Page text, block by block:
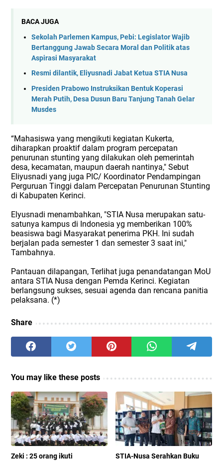
BACA JUGA
Sekolah Parlemen Kampus, Pebi: Legislator Wajib
Bertanggung Jawab Secara Moral dan Politik atas
Aspirasi Masyarakat
Resmi dilantik, Eliyusnadi Jabat Ketua STIA Nusa
Presiden Prabowo Instruksikan Bentuk Koperasi
Merah Putih, Desa Dusun Baru Tanjung Tanah Gelar
Musdes
“Mahasiswa yang mengikuti kegiatan Kukerta,
diharapkan proaktif dalam program percepatan
penurunan stunting yang dilakukan oleh pemerintah
desa, kecamatan, maupun daerah nantinya," Sebut
Eliyusnadi yang juga PIC/ Koordinator Pendampingan
Perguruan Tinggi dalam Percepatan Penurunan Stunting
di Kabupaten Kerinci.
Elyusnadi menambahkan, "STIA Nusa merupakan satu-
satunya kampus di Indonesia yg memberikan 100%
beasiswa bagi Masyarakat penerima PKH. Ini sudah
berjalan pada semester 1 dan semester 3 saat ini,"
Tambahnya.
Pantauan dilapangan, Terlihat juga penandatangan MoU
antara STIA Nusa dengan Pemda Kerinci. Kegiatan
berlangsung sukses, sesuai agenda dan rencana panitia
pelaksana. (*)
Share
You may like these posts
Zeki : 25 orang ikuti
STIA-Nusa Serahkan Buku